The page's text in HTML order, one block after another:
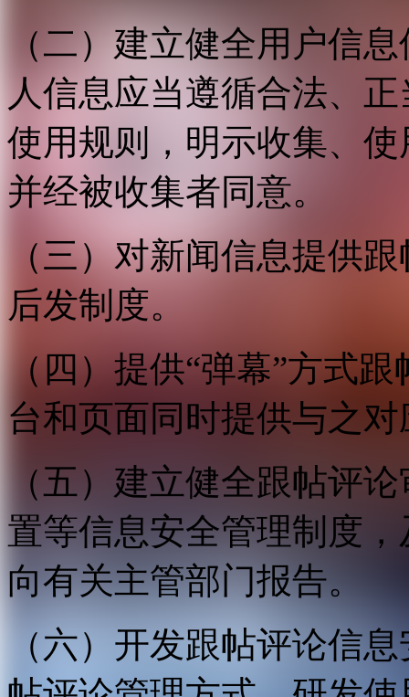
（二）建立健全用户信
人信息应当遵循合法、
使用规则，明示收集、
并经被收集者同意。
（三）对新闻信息提供
后发制度。
（四）提供“弹幕”方式
台和页面同时提供与之
（五）建立健全跟帖评
置等信息安全管理制度
向有关主管部门报告。
（六）开发跟帖评论信